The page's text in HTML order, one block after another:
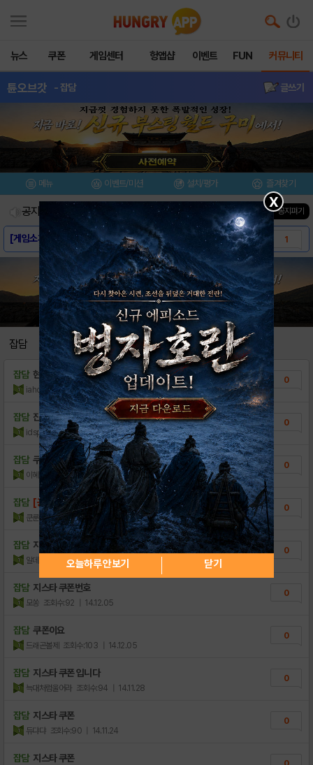
뉴스 쿠폰 게임센터 헝앱샵 이벤트 FUN 커뮤니티
튠오브갓 - 잡담 글쓰기
메뉴 이벤트/미션 설치/평가 즐겨찾기
공지사항 진행중인 이벤트0건 ▼ 공지펴기
[게임소개] - 튠오브갓 1
[스크린샷] - 튠오브갓
[다운로드링크] - 튠오브갓
[공지] 튠오브갓 서비스 종료 안내(수정)
[이벤트] 수능 로그아웃 이벤트
[공지] 서버 점검 완료
[공지] 3, 4, 5, 6, 8서버 점검 연.. 0
[공지] 전 서버 통합을 위한 점검 안내(연장..
[이벤트] 할로윈 & 빼빼로 이벤트
튠오브갓 메인화면 상세가이드
신규 카테고리 개설 안내
잡담
잡담 현질질문요
iahqhq 조회수:47 | 22.09.24
0
잡담 진주일수 아직늦지않은상담문의×
idspum 조회수:48 | 21.11.16
0
잡담 쿠폰 뭐임?
이혜성GG2S 조회수:82 | 17.03.21
0
잡담 [공지] 튠오브갓 서비스 종료 안내(수정)
쿤룬 조회수:306 | 14.12.15
0
잡담 지스타 쿠폰
알데바란 조회수:92 | 14.12.12
0
잡담 지스타 쿠폰번호
모쏭 조회수:92 | 14.12.05
0
잡담 쿠폰이요
드래곤볼제 조회수:103 | 14.12.05
0
잡담 지스타 쿠폰 입니다
늑대처럼울어라 조회수:94 | 14.11.28
0
잡담 지스타 쿠폰
듀댜댜 조회수:90 | 14.11.24
0
잡담 지스타 쿠폰
X
오늘하루 안보기 닫기